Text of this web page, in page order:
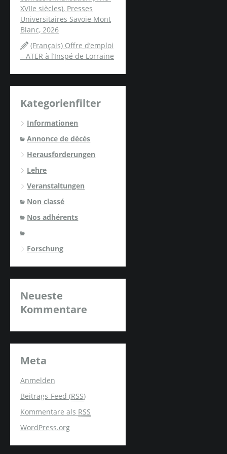
XVIIe siècles), Presses
Universitaires Savoie Mont
Blanc, 2026
(Français) Offre d’emploi
– ATER à l’Inspé de Lorraine
Kategorienfilter
Informationen
Annonce de décès
Herausforderungen
Lehre
Veranstaltungen
Non classé
Nos adhérents
Forschung
Neueste
Kommentare
Meta
Anmelden
Beitrags-Feed (RSS)
Kommentare als RSS
WordPress.org